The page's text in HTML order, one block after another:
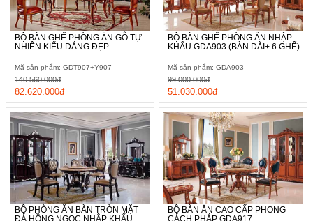
BỘ BÀN GHẾ PHÒNG ĂN GỖ TỰ
NHIÊN KIỂU DÁNG ĐẸP...
Mã sản phẩm: GDT907+Y907
82.620.000đ
140.560.000đ
BỘ BÀN GHẾ PHÒNG ĂN NHẬP
KHẨU GDA903 (BÀN DÀI+ 6 GHẾ)
Mã sản phẩm: GDA903
51.030.000đ
99.000.000đ
BỘ PHÒNG ĂN BÀN TRÒN MẶT
ĐÁ HỒNG NGỌC NHẬP KHẨU...
BỘ BÀN ĂN CAO CẤP PHONG
CÁCH PHÁP GDA917